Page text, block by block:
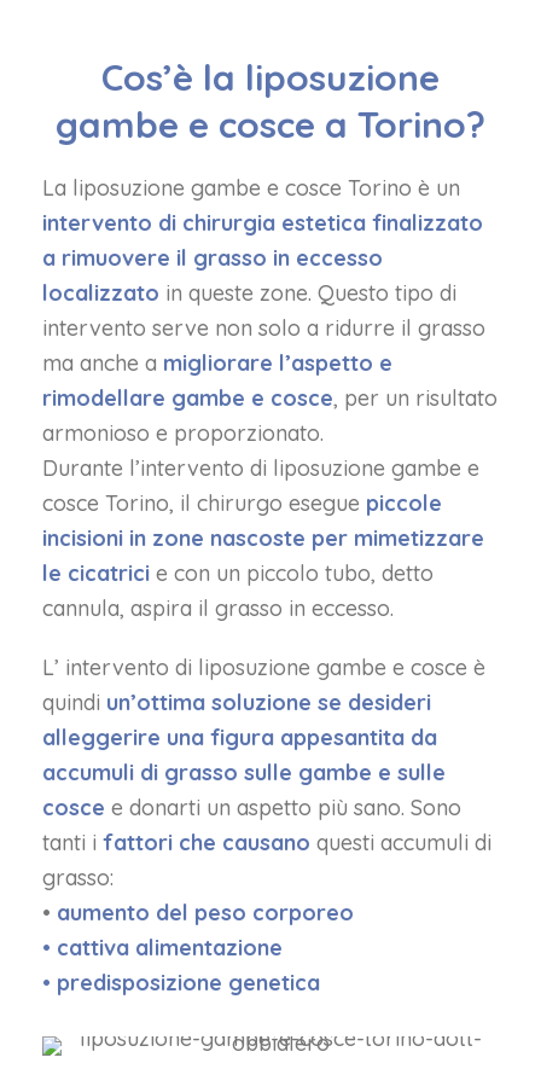
Cos’è la liposuzione
gambe e cosce a Torino?
La liposuzione gambe e cosce Torino è un
intervento di chirurgia estetica finalizzato
a rimuovere il grasso in eccesso
localizzato in queste zone. Questo tipo di
intervento serve non solo a ridurre il grasso
ma anche a migliorare l’aspetto e
rimodellare gambe e cosce, per un risultato
armonioso e proporzionato.
Durante l’intervento di liposuzione gambe e
cosce Torino, il chirurgo esegue piccole
incisioni in zone nascoste per mimetizzare
le cicatrici e con un piccolo tubo, detto
cannula, aspira il grasso in eccesso.
L’ intervento di liposuzione gambe e cosce è
quindi un’ottima soluzione se desideri
alleggerire una figura appesantita da
accumuli di grasso sulle gambe e sulle
cosce e donarti un aspetto più sano. Sono
tanti i fattori che causano questi accumuli di
grasso:
• aumento del peso corporeo
• cattiva alimentazione
• predisposizione genetica